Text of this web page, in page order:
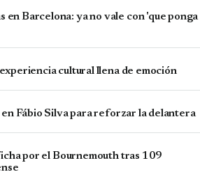
en Barcelona: ya no vale con 'que ponga
cultural llena de emoción
Fábio Silva para reforzar la delantera
por el Bournemouth tras 109